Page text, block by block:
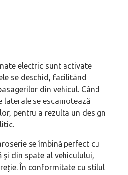
electric sunt activate
se deschid, facilitând
din vehicul. Când
laterale se escamotează
pentru a rezulta un design
se îmbină perfect cu
din spate al vehiculului,
În conformitate cu stilul